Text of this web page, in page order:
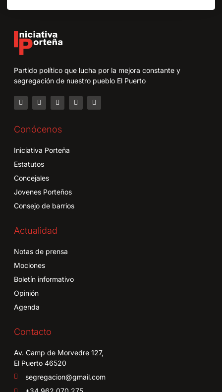
Partido político que lucha por la mejora constante y
segregación de nuestro pueblo El Puerto
Conócenos
Iniciativa Porteña
Estatutos
Concejales
Jovenes Porteños
Consejo de barrios
Actualidad
Notas de prensa
Mociones
Boletín informativo
Opinión
Agenda
Contacto
Av. Camp de Morvedre 127,
El Puerto 46520
segregacion@gmail.com